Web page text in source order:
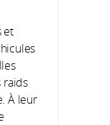
et
raids
À leur